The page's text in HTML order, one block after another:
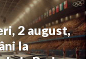
2 august,
la